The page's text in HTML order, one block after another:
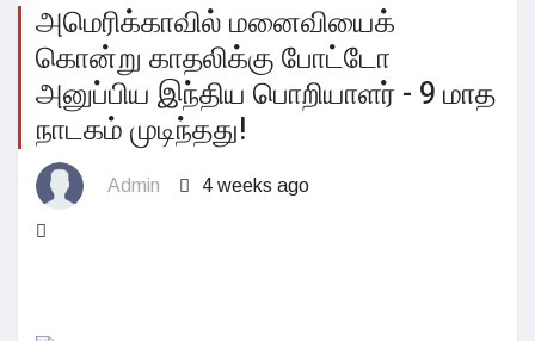
அமெரிக்காவில் மனைவியைக்
கொன்று காதலிக்கு போட்டோ
அனுப்பிய இந்திய பொறியாளர் - 9 மாத
நாடகம் முடிந்தது!
Admin 4 weeks ago